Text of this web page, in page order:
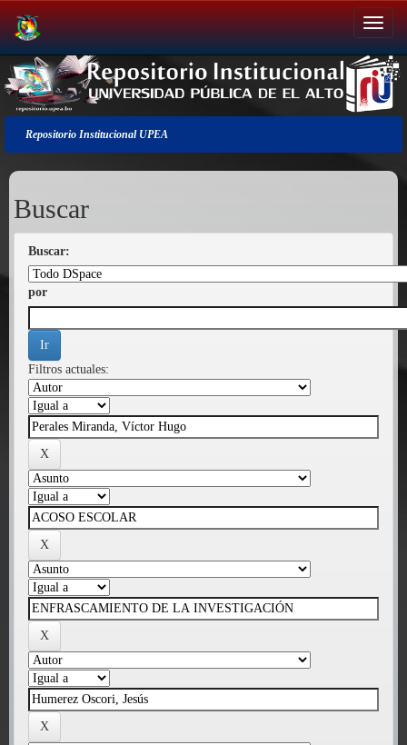
Salir
de
la
navegación
Repositorio Institucional UPEA
Buscar
Buscar:
por
Filtros actuales: